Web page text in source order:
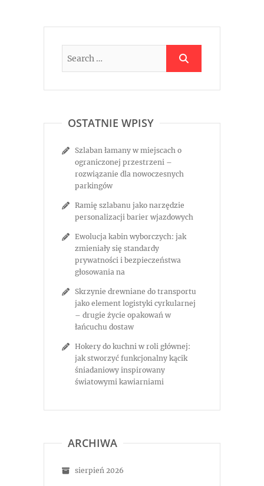
OSTATNIE WPISY
Szlaban łamany w miejscach o
ograniczonej przestrzeni –
rozwiązanie dla nowoczesnych
parkingów
Ramię szlabanu jako narzędzie
personalizacji barier wjazdowych
Ewolucja kabin wyborczych: jak
zmieniały się standardy
prywatności i bezpieczeństwa
głosowania na
Skrzynie drewniane do transportu
jako element logistyki cyrkularnej
– drugie życie opakowań w
łańcuchu dostaw
Hokery do kuchni w roli głównej:
jak stworzyć funkcjonalny kącik
śniadaniowy inspirowany
światowymi kawiarniami
ARCHIWA
sierpień 2026